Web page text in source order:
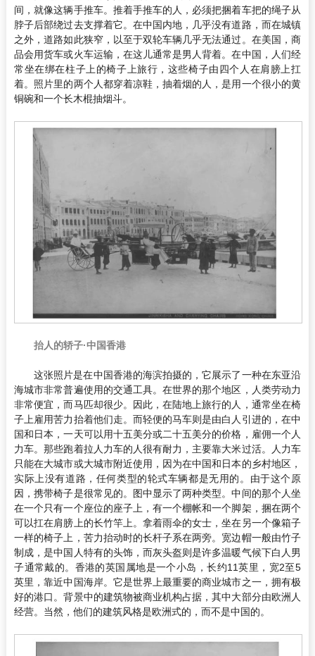
间，就像这辆手推车。推着手推车的人，必须把捆着车把的绳子从
脖子后部绕过去支撑着它。在中国内地，几乎没有道路，而在城镇
之外，道路如此狭窄，以至于双轮车辆几乎无法通过。在美国，商
品会用货车或火车运输，在这儿通常是男人背着。在中国，人们经
常坐在绑在柱子上的椅子上旅行，这些椅子由四个人在肩膀上扛
着。照片里的两个人都穿着凉鞋，抽着烟的人，是用一个很小的黄
铜碗和一个长木棍抽烟斗。
抬人的轿子·中国香港
这张照片是在中国香港的海滨拍摄的，它展示了一种在东亚沿
海城市非常普遍使用的交通工具。在世界的那个地区，人类劳动力
非常便宜，而马匹却很少。因此，在陆地上旅行的人，通常坐在椅
子上雇用苦力抬着他们走。而轻便的马车则是由白人引进的，在中
国和日本，一天可以用十五美分或二十五美分的价格，雇佣一个人
力车。那些跑着拉人力车的人很有耐力，主要靠大米过活。人力车
只能在大城市或大城市附近使用，因为在中国和日本的乡村地区，
实际上没有道路，任何类型的轮式车辆都是无用的。由于这个原
因，携带椅子是很常见的。图中显示了两种类型。中间的那个人坐
在一个只有一个座位的座子上，有一个棚帐和一个脚架，捆在两个
可以扛在肩膀上的长竹竿上。拿着雨伞的女士，坐在另一个像箱子
一样的椅子上，苦力抬动时的长杆子系在两旁。宽边帽一般由竹子
制成，是中国人特有的头饰，而灰头盔则是许多温暖气候下白人男
子通常戴的。香港的英国属地是一个小岛，长约11英里，宽2至5
英里，靠近中国海岸。它是世界上最重要的商业城市之一，拥有极
好的港口。背景中的建筑物被商业机构占据，其中大部分由欧洲人
经营。当然，他们的建筑风格是欧洲式的，而不是中国的。